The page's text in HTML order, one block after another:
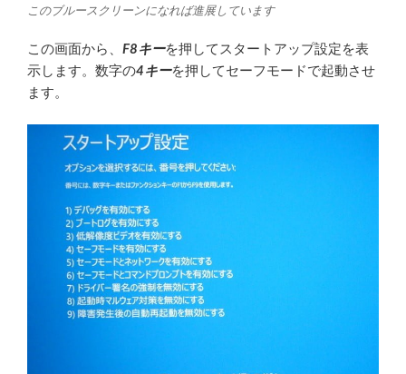
このブルースクリーンになれば進展しています
この画面から、 F8キーを押してスタートアップ設定を表
示します。数字の4キーを押してセーフモードで起動させ
ます。